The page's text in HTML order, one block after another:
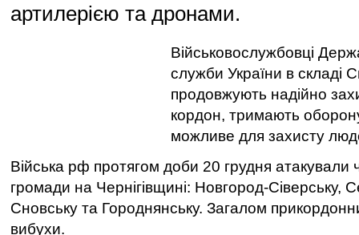
артилерією та дронами.
Військовослужбовці
служби України в складі
продовжують надійно
кордон, тримають
можливе для захисту
Війська рф протягом доби 20 грудня атакували
громади на Чернігівщині: Новгород-Сіверську,
Сновську та Городнянську. Загалом
вибухи.